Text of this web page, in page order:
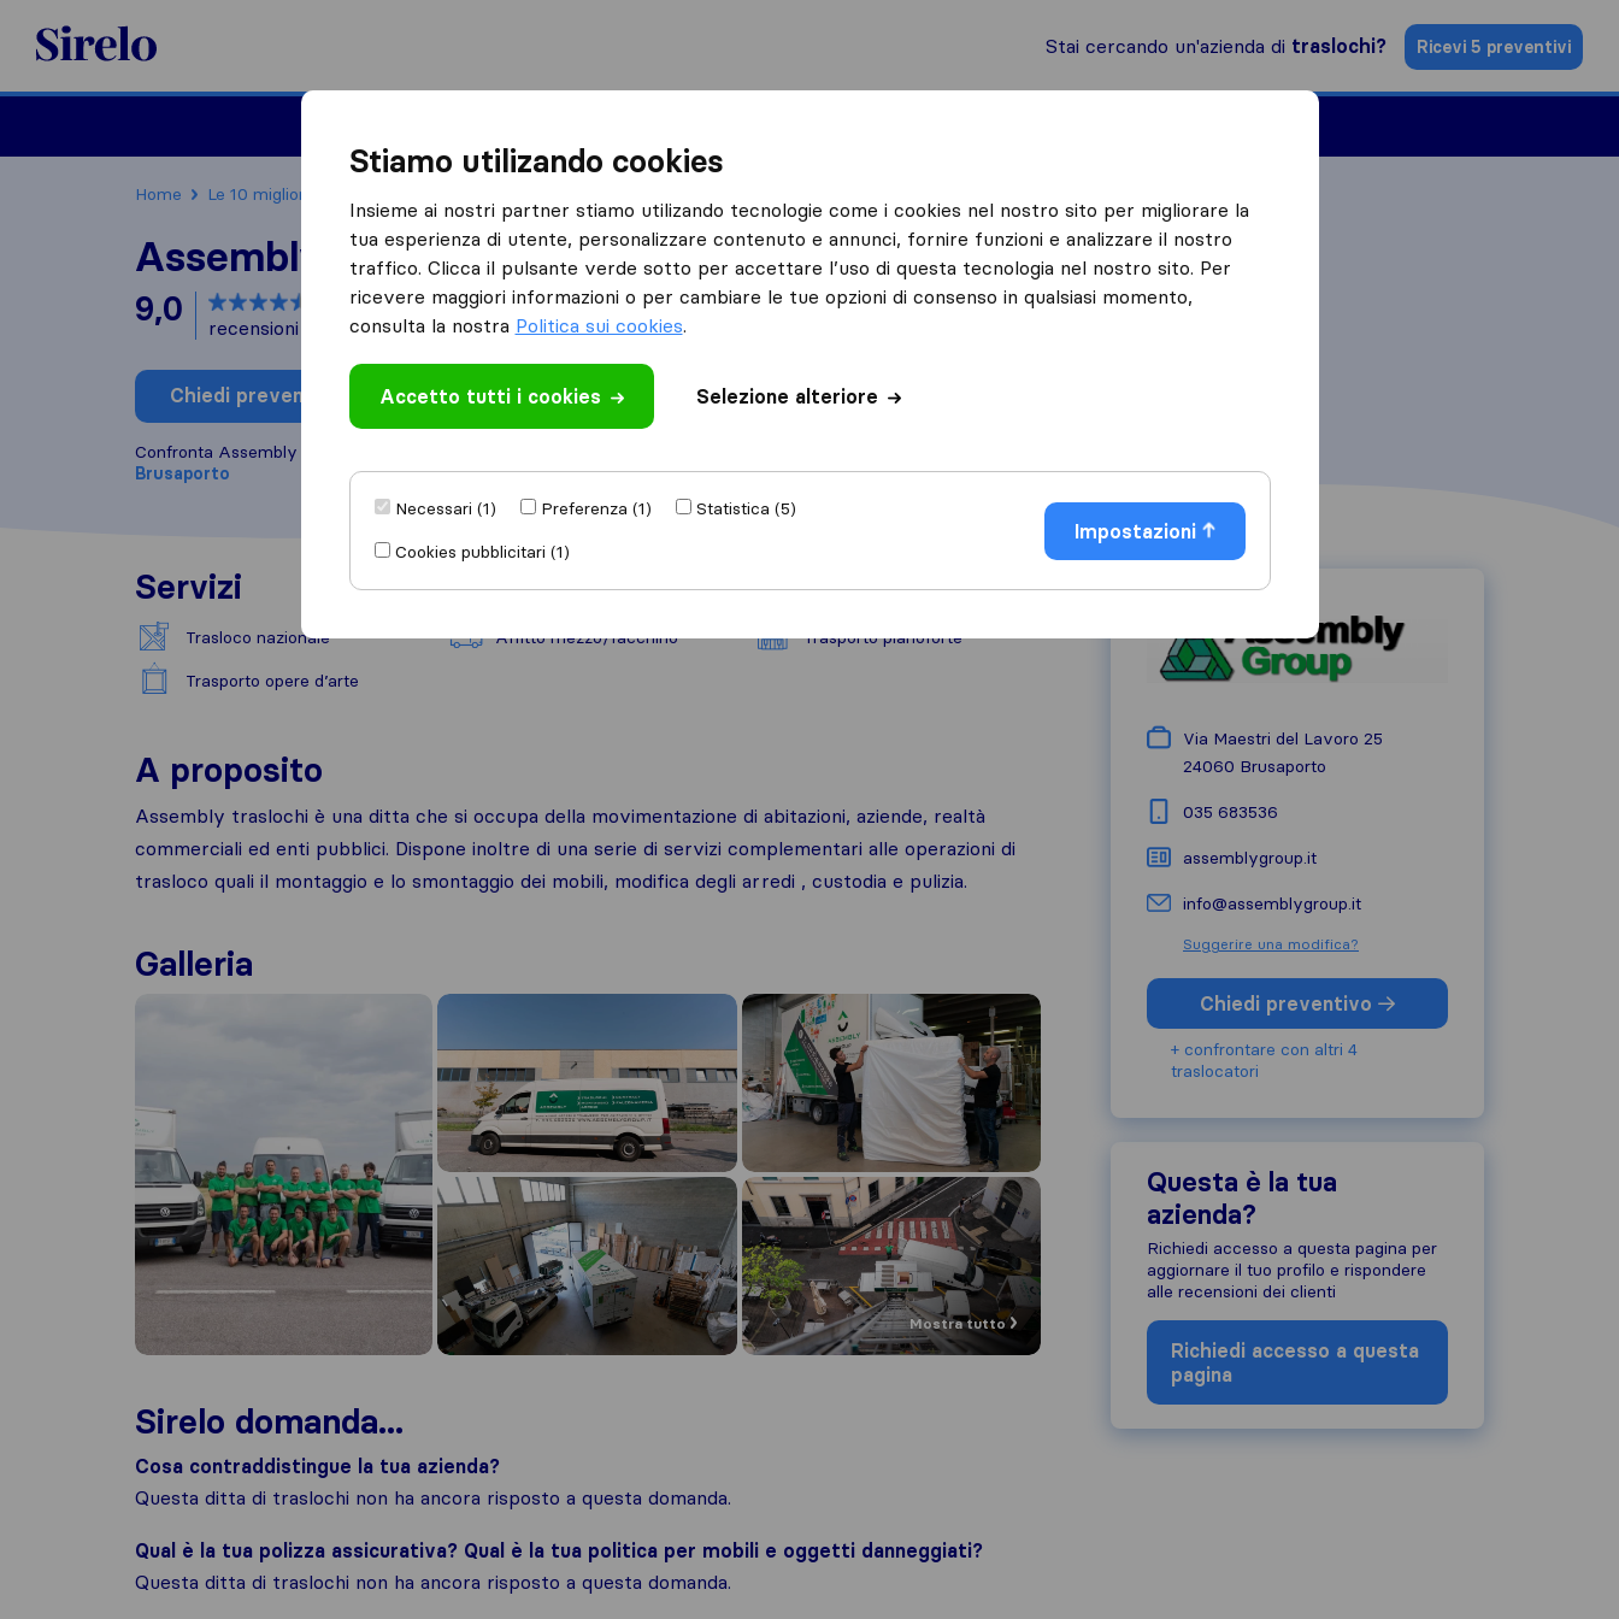
Sirelo.it
Stai cercando un'azienda di traslochi? Ricevi 5 preventivi
Home Le 10 migliori aziende di traslochi in Italia
Assembly Traslochi
9,0 basato su72
recensioni di Sirelo e Google
i
Chiedi preventivo Scrivi una recensione
Confronta Assembly Traslochi con altre
Brusaporto
Servizi
Trasloco nazionale Affitto mezzo/facchino
Trasporto pianoforte
Trasporto opere d’arte
A proposito
Assembly traslochi è una ditta che si occupa della movimentazione di abitazioni, aziende, realtà
commerciali ed enti pubblici. Dispone inoltre di una serie di servizi complementari alle operazioni di
trasloco quali il montaggio e lo smontaggio dei mobili, modifica degli arredi , custodia e pulizia.
Galleria
Mostra tutto
Sirelo domanda...
Cosa contraddistingue la tua azienda?
Questa ditta di traslochi non ha ancora risposto a questa domanda.
Qual è la tua polizza assicurativa? Qual è la tua politica per mobili e oggetti danneggiati?
Questa ditta di traslochi non ha ancora risposto a questa domanda.
Via Maestri del Lavoro 25
24060 Brusaporto
035 683536
assemblygroup.it
info@assemblygroup.it
Suggerire una modifica?
Chiedi preventivo
+ confrontare con altri 4
traslocatori
Questa è la tua
azienda?
Richiedi accesso a questa pagina per
aggiornare il tuo profilo e rispondere
alle recensioni dei clienti
Richiedi accesso a questa
pagina
Stiamo utilizando cookies
Insieme ai nostri partner stiamo utilizando tecnologie come i cookies nel nostro sito per migliorare la
tua esperienza di utente, personalizzare contenuto e annunci, fornire funzioni e analizzare il nostro
traffico. Clicca il pulsante verde sotto per accettare l’uso di questa tecnologia nel nostro sito. Per
ricevere maggiori informazioni o per cambiare le tue opzioni di consenso in qualsiasi momento,
consulta la nostra Politica sui cookies.
Accetto tutti i cookies Selezione alteriore
Necessari (1) Preferenza (1)
Statistica (5)
Cookies pubblicitari (1)
Impostazioni